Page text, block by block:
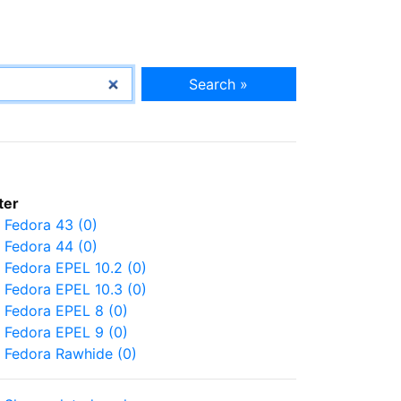
Search »
Fedora 43 (0)
Fedora 44 (0)
Fedora EPEL 10.2 (0)
Fedora EPEL 10.3 (0)
Fedora EPEL 8 (0)
Fedora EPEL 9 (0)
Fedora Rawhide (0)